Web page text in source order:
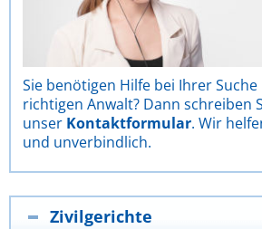
Sie benötigen Hilfe bei Ihrer
richtigen Anwalt? Dann schreiben
unser Kontaktformular. Wir
und unverbindlich.
Zivilgerichte